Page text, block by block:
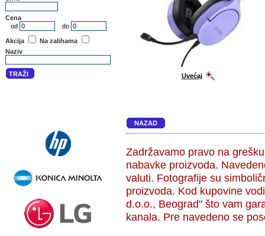
Uvećaj
NAZAD
Zadržavamo pravo na
nabavke proizvoda.
valuti. Fotografije su
proizvoda. Kod kupovine
d.o.o., Beograd" što vam
kanala. Pre navedeno se